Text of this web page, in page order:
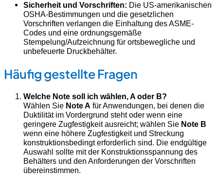
Sicherheit und Vorschriften: Die US-amerikanischen
OSHA-Bestimmungen und die gesetzlichen
Vorschriften verlangen die Einhaltung des ASME-
Codes und eine ordnungsgemäße
Stempelung/Aufzeichnung für ortsbewegliche und
unbefeuerte Druckbehälter.
Häufig gestellte Fragen
Welche Note soll ich wählen, A oder B?
Wählen Sie Note A für Anwendungen, bei denen die
Duktilität im Vordergrund steht oder wenn eine
geringere Zugfestigkeit ausreicht; wählen Sie Note B
wenn eine höhere Zugfestigkeit und Streckung
konstruktionsbedingt erforderlich sind. Die endgültige
Auswahl sollte mit der Konstruktionsspannung des
Behälters und den Anforderungen der Vorschriften
übereinstimmen.